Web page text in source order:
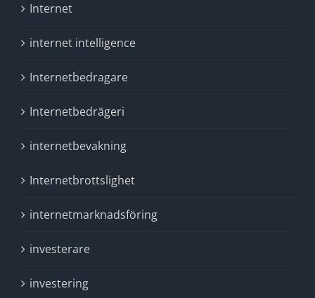
Internet
internet intelligence
Internetbedragare
Internetbedrägeri
internetbevakning
Internetbrottslighet
internetmarknadsföring
investerare
investering